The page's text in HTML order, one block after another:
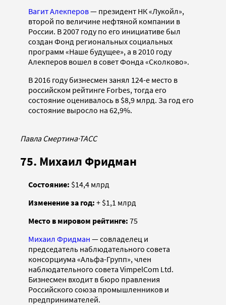
Вагит Алекперов— президент НК «Лукойл»,
второй по величине нефтяной компании в
России. В 2007 году по его инициативе был
создан Фонд региональных социальных
программ «Наше будущее», а в 2010 году
Алекперов вошел в совет Фонда «Сколково».
В 2016 году бизнесмен занял 124-е место в
российском рейтинге Forbes, тогда его
состояние оценивалось в $8,9 млрд. За год его
состояние выросло на 62,9%.
Павла Смертина·ТАСС
75. Михаил Фридман
Состояние: $14,4 млрд
Изменение за год: + $1,1 млрд
Место в мировом рейтинге: 75
Михаил Фридман — cовладелец и
председатель наблюдательного совета
консорциума «Альфа-Групп», член
наблюдательного совета VimpelCom Ltd.
Бизнесмен входит в бюро правления
Российского союза промышленников и
предпринимателей.